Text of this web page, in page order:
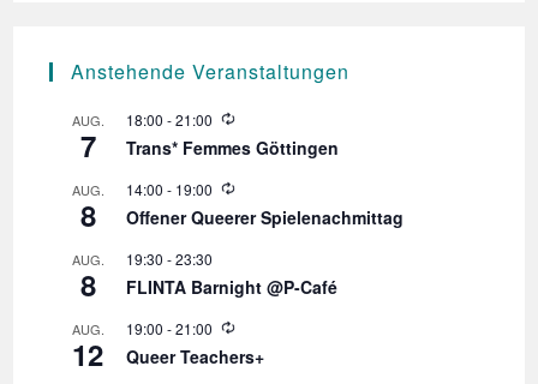
Anstehende Veranstaltungen
AUG.
7
18:00 -21:00
W
e
e
r
u
g
Trans* Femmes Göttingen
AUG.
8
14:00 - 19:00
W
e
r
h
o
u
Offener Queerer Spielenachmittag
AUG.
8
19:30 -23:30
FLINTA Barnight @P-Café
AUG.
12
19:00 -21:00
W
e
Queer Teachers+